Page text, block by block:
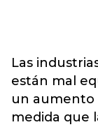
Las
están mal
un aumento
medida que